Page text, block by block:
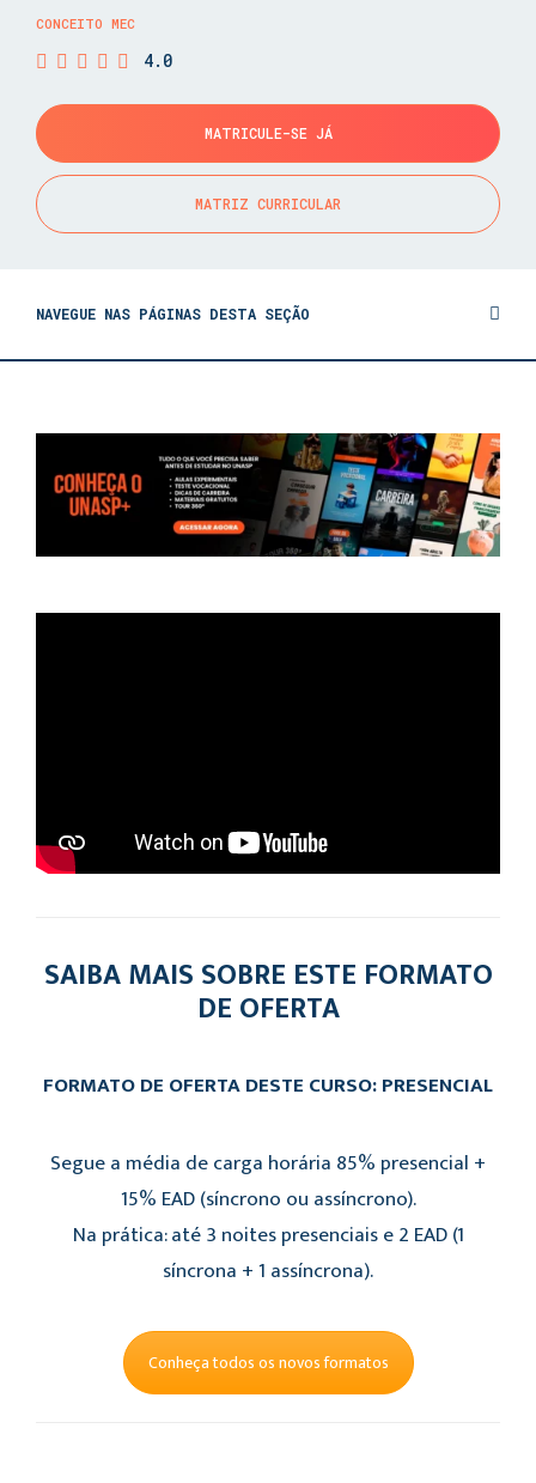
CONCEITO MEC
4.0
MATRICULE-SE JÁ
MATRIZ CURRICULAR
NAVEGUE NAS PÁGINAS DESTA SEÇÃO
SAIBA MAIS SOBRE ESTE FORMATO
DE OFERTA
FORMATO DE OFERTA DESTE CURSO: PRESENCIAL
Segue a média de carga horária 85% presencial +
15% EAD (síncrono ou assíncrono).
Na prática: até 3 noites presenciais e 2 EAD (1
síncrona + 1 assíncrona).
Conheça todos os novos formatos